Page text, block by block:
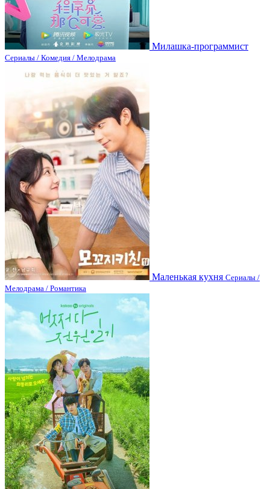
Милашка-программист
Сериалы / Комедия / Мелодрама
Маленькая кухня Сериалы /
Мелодрама / Романтика